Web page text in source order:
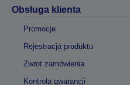
Obsługa klienta
Promocje
Rejestracja produktu
Zwrot zamówienia
Kontrola gwarancji